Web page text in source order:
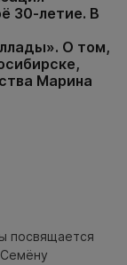
30-летие. В
О том,
Марина
посвящается